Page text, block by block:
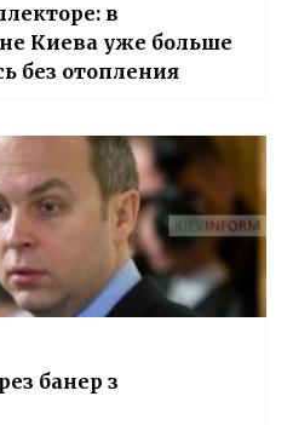
в
Киева уже больше
без отопления
банер з